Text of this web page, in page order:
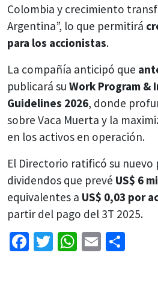
Colombia y crecimiento
Argentina”, lo que permitirá
para los accionistas.
La compañía anticipó que
publicará su Work Program &
Guidelines 2026, donde
sobre Vaca Muerta y la
en los activos en operación.
El Directorio ratificó su nuevo
dividendos que prevé US$ 6
equivalentes a US$ 0,03 por
partir del pago del 3T 2025.
Facebook
Twitter
WhatsApp
Email